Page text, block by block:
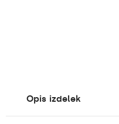
Opis izdelek